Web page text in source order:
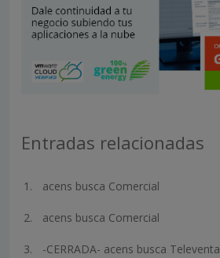
Entradas relacionadas
acens busca Comercial
acens busca Comercial
-CERRADA- acens busca Televenta